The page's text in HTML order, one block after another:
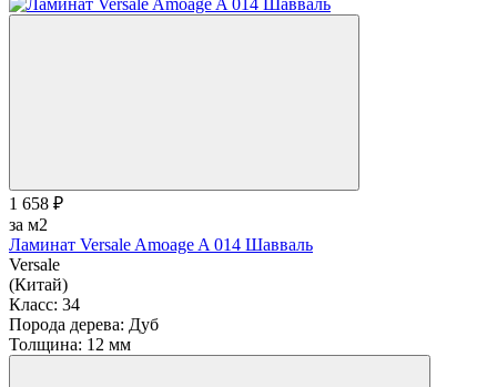
1 658 ₽
за м2
Ламинат Versale Amoage A 014 Шавваль
Versale
(Китай)
Класс: 34
Порода дерева: Дуб
Толщина: 12 мм